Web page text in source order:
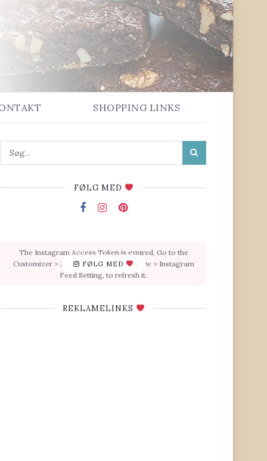
SHOPPING LINKS
FØLG MED
FØLG MED
The Instagram Access Token is expired, Go to the
Customizer > JNews : Social, Like & View > Instagram
Feed Setting, to refresh it.
REKLAMELINKS